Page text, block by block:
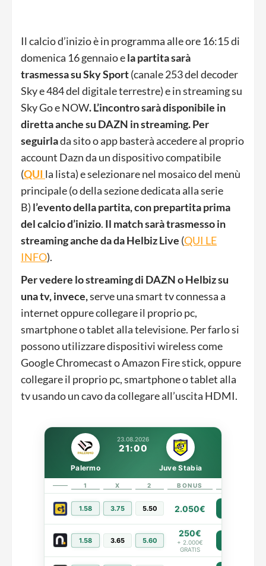
Il calcio d’inizio è in programma alle ore 16:15 di
domenica 16 gennaio ela partita sarà
trasmessasu Sky Sport(canale 253 del decoder
Sky e 484 del digitale terrestre) e in streaming su
Sky Go e NOW. L’incontro sarà disponibile in
diretta anche su DAZN in streaming.Per
seguirlada sito o app basterà accedere al proprio
account Dazn da un dispositivo compatibile
(QUI la lista) e selezionare nel mosaico del menù
principale (o della sezione dedicata alla serie
B) l’evento della partita, con prepartita prima
del calcio d’inizio. Il match sarà trasmesso in
streaming anche da da Helbiz Live (QUI LE
INFO).
Per vedere lo streaming di DAZN o Helbiz su
una tv, invece,serve una smart tv connessa a
internet oppure collegare il proprio pc,
smartphone o tablet alla televisione. Per farlo si
possono utilizzare dispositivi wireless come
Google Chromecast o Amazon Fire stick, oppure
collegare il proprio pc, smartphone o tablet alla
tv usando un cavo da collegare all’uscita HDMI.
23.08.2026
21:00
Palermo Juve Stabia
1 X 2 BONUS
1.58 3.75 5.50 2.050€
1.58 3.65 5.60
250€
+ 2.000€
GRATIS